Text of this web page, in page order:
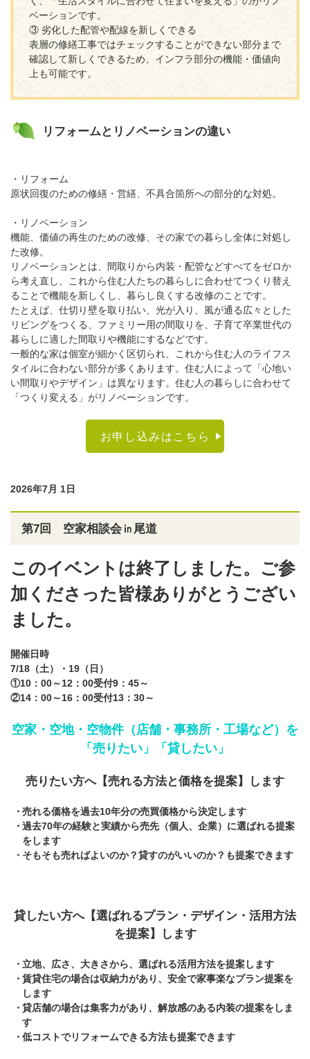
ベーションです。
③ 劣化した配管や配線を新しくできる
表層の修繕工事ではチェックすることができない部分まで
確認して新しくできるため、インフラ部分の機能・価値向
上も可能です。
リフォームとリノベーションの違い
・リフォーム
原状回復のための修繕・営繕、不具合箇所への部分的な対処。
・リノベーション
機能、価値の再生のための改修、その家での暮らし全体に対処し
た改修。
リノベーションとは、間取りから内装・配管などすべてをゼロか
ら考え直し、これから住む人たちの暮らしに合わせてつくり替え
ることで機能を新しくし、暮らし良くする改修のことです。
たとえば、仕切り壁を取り払い、光が入り、風が通る広々とした
リビングをつくる、ファミリー用の間取りを、子育て卒業世代の
暮らしに適した間取りや機能にするなどです。
一般的な家は個室が細かく区切られ、これから住む人のライフス
タイルに合わない部分が多くあります。住む人によって「心地い
い間取りやデザイン」は異なります。住む人の暮らしに合わせて
「つくり変える」がリノベーションです。
お申し込みはこちら
2026年7月 1日
第7回 空家相談会㏌尾道
このイベントは終了しました。ご参
加くださった皆様ありがとうござい
ました。
開催日時
7/18（土）・19（日）
①10：00～12：00受付9：45～
②14：00～16：00受付13：30～
空家・空地・空物件（店舗・事務所・工場など）を
「売りたい」「貸したい」
売りたい方へ【売れる方法と価格を提案】します
売れる価格を過去10年分の売買価格から決定します
過去70年の経験と実績から売先（個人、企業）に選ばれる提案
をします
そもそも売ればよいのか？貸すのがいいのか？も提案できます
貸したい方へ【選ばれるプラン・デザイン・活用方法
を提案】します
立地、広さ、大きさから、選ばれる活用方法を提案します
賃貸住宅の場合は収納力があり、安全で家事楽なプラン提案を
します
貸店舗の場合は集客力があり、解放感のある内装の提案をしま
す
低コストでリフォームできる方法も提案できます